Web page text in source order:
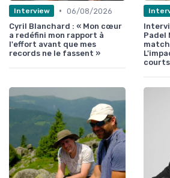
Interview • 06/08/2026
Cyril Blanchard : « Mon cœur
a redéfini mon rapport à
l'effort avant que mes
records ne le fassent »
Padel